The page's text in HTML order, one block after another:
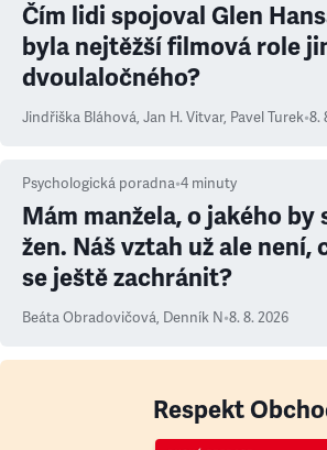
Čím lidi spojoval Glen
byla nejtěžší filmová role
dvoulaločného?
Jindřiška Bláhová, Jan H. Vitvar, Pavel Turek•8.
Psychologická poradna•4 minuty
Mám manžela, o jakého
žen. Náš vztah už ale není,
se ještě zachránit?
Beáta Obradovičová, Denník N•8. 8. 2026
Respekt